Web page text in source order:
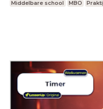
Middelbare school
MBO